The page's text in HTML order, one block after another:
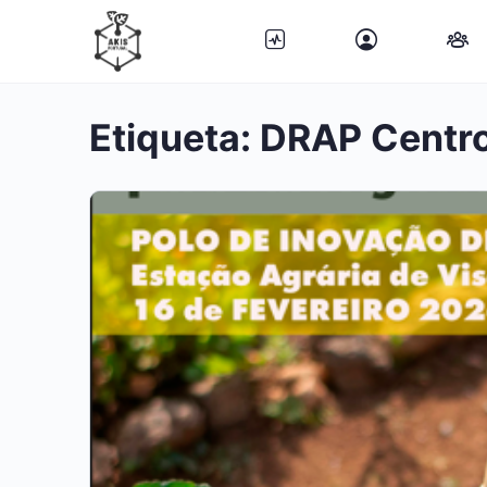
Etiqueta: DRAP